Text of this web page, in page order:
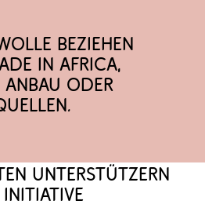
beziehen
in Africa,
oder
Unterstützern